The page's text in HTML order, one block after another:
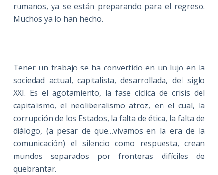
rumanos, ya se están preparando para el regreso.
Muchos ya lo han hecho.
Tener un trabajo se ha convertido en un lujo en la
sociedad actual, capitalista, desarrollada, del siglo
XXI. Es el agotamiento, la fase cíclica de crisis del
capitalismo, el neoliberalismo atroz, en el cual, la
corrupción de los Estados, la falta de ética, la falta de
diálogo, (a pesar de que…vivamos en la era de la
comunicación) el silencio como respuesta, crean
mundos separados por fronteras difíciles de
quebrantar.